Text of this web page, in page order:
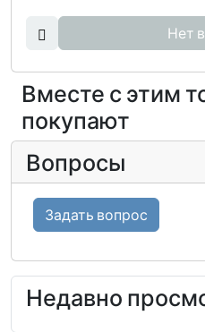
Нет
Вместе с этим
покупают
Вопросы
Задать вопрос
Недавно